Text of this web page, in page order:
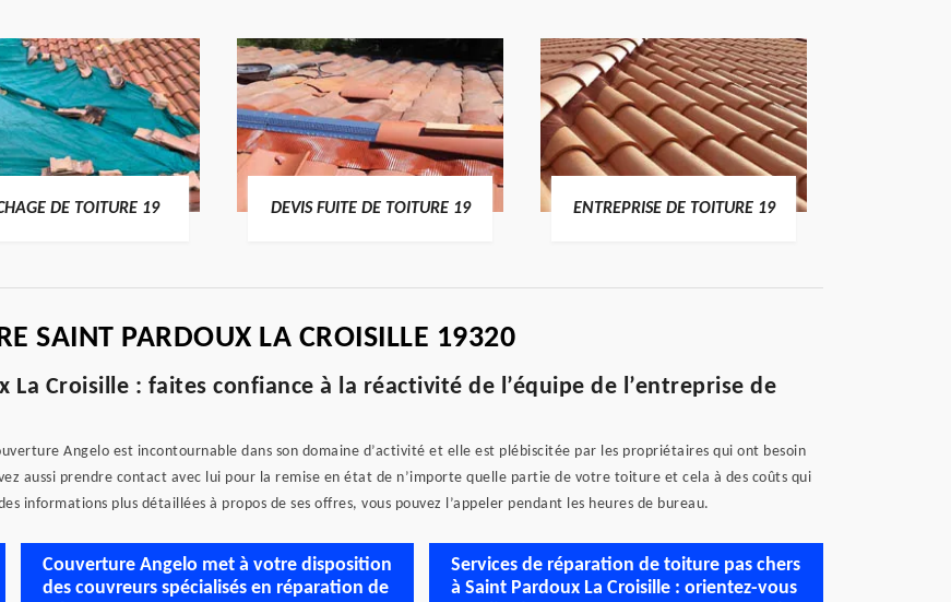
DE TOITURE 19 DEVIS FUITE DE TOITURE 19 ENTREPRISE DE TOITURE 19
SAINT PARDOUX LA CROISILLE 19320
La Croisille : faites confiance à la réactivité de l’équipe de l’entreprise de
Angelo est incontournable dans son domaine d’activité et elle est plébiscitée par les propriétaires qui ont besoin
aussi prendre contact avec lui pour la remise en état de n’importe quelle partie de votre toiture et cela à des coûts qui
informations plus détaillées à propos de ses offres, vous pouvez l’appeler pendant les heures de bureau.
Couverture Angelo met à votre disposition
des couvreurs spécialisés en réparation de
Services de réparation de toiture pas chers
à Saint Pardoux La Croisille : orientez-vous